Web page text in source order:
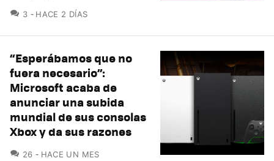
3 COMENTARIOS
HACE 2 DÍAS
“Esperábamos que no
fuera necesario”:
Microsoft acaba de
anunciar una subida
mundial de sus consolas
Xbox y da sus razones
26 COMENTARIOS
HACE UN MES